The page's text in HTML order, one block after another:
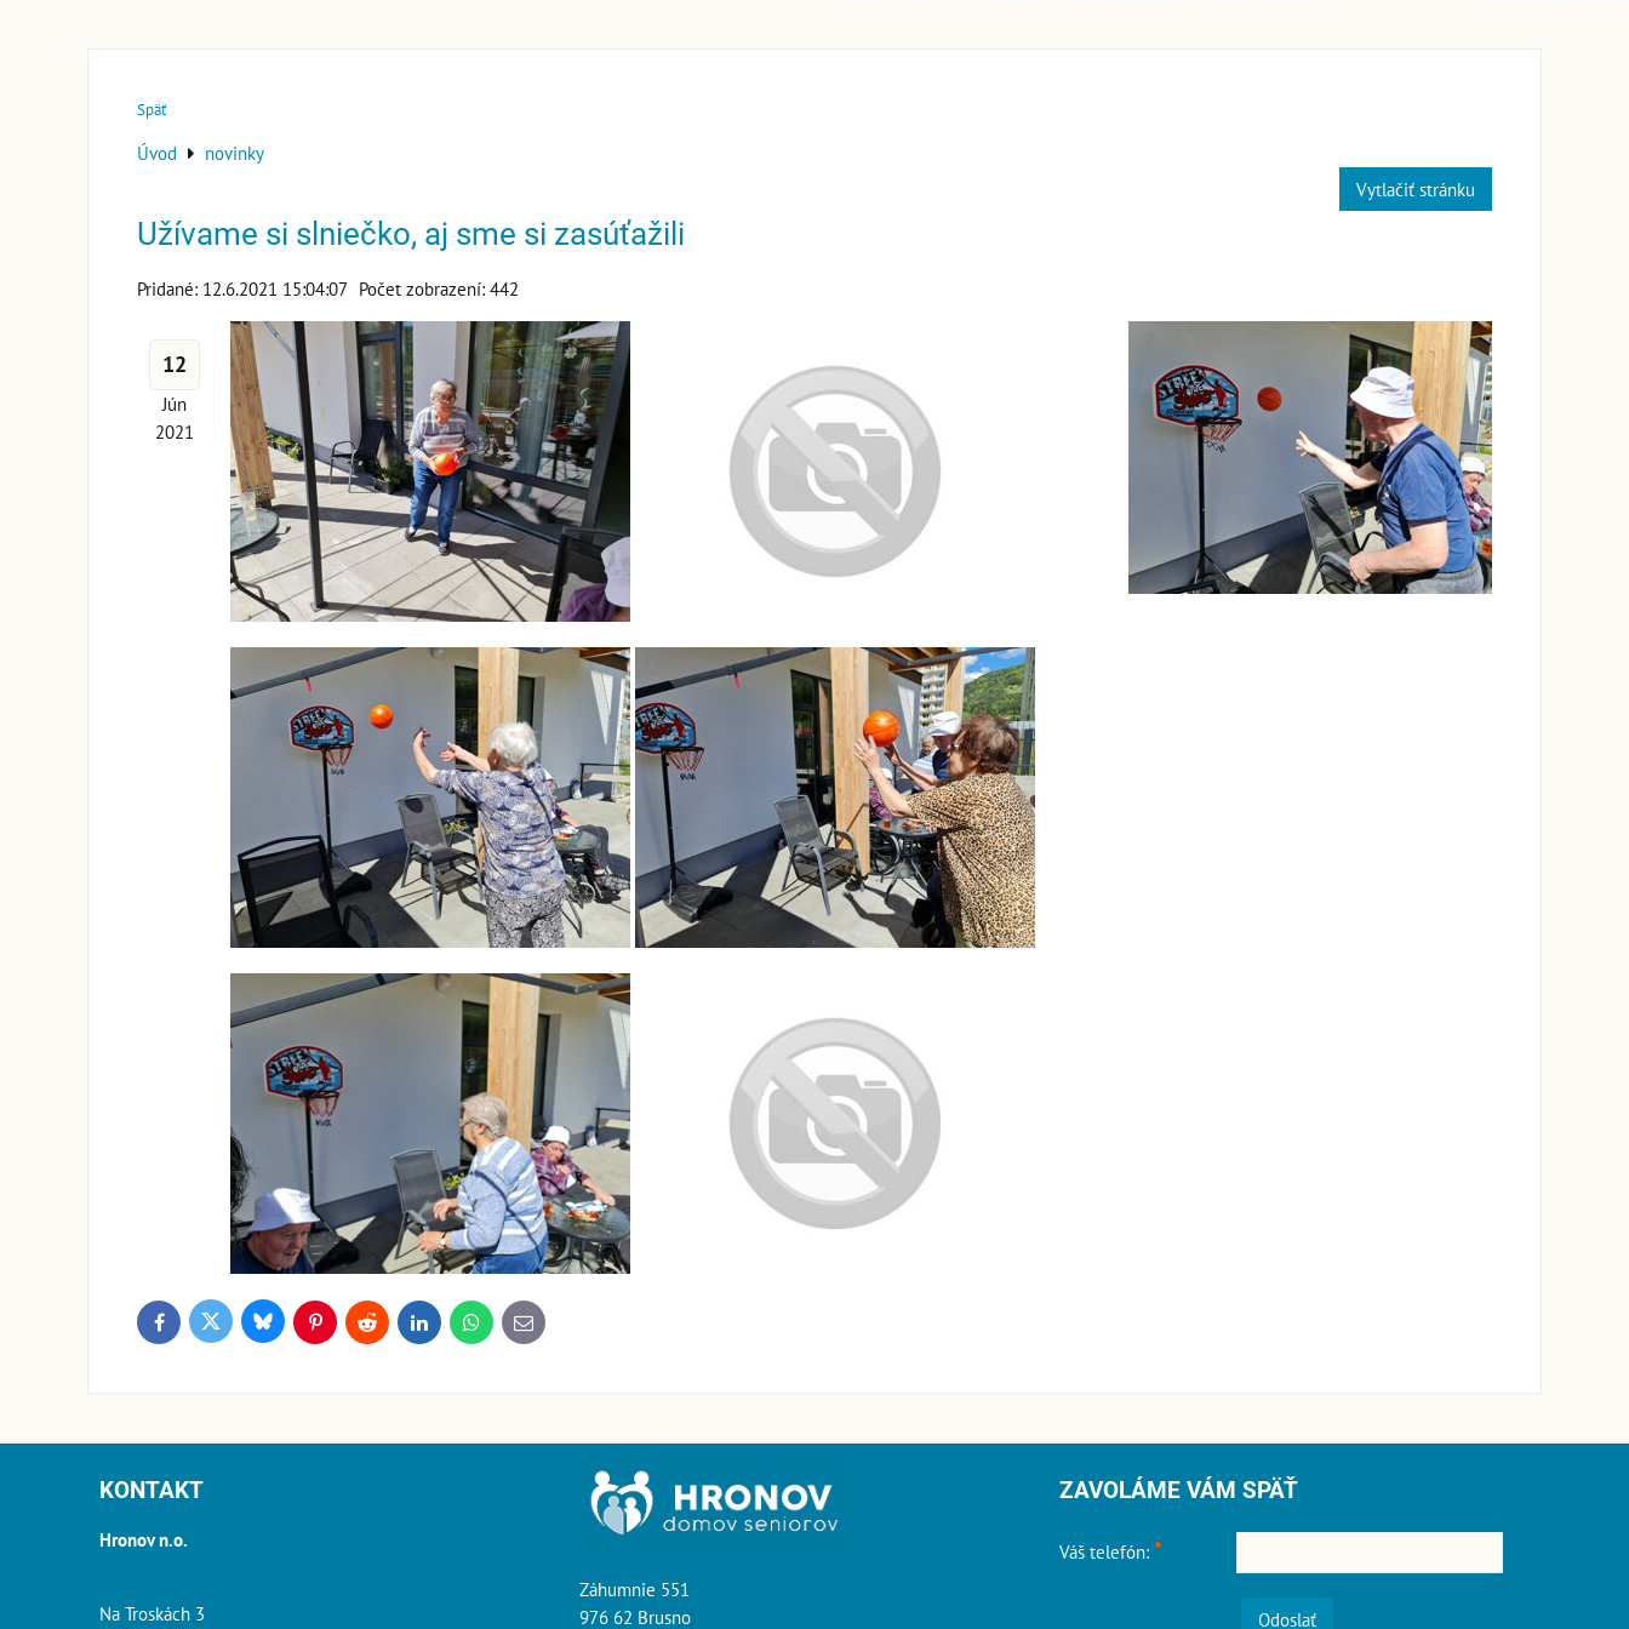
Späť
Úvod
novinky
Vytlačiť stránku
Užívame si slniečko, aj sme si zasúťažili
Pridané: 12.6.2021 15:04:07 Počet zobrazení: 442
12
Jún
2021
FacebookTwitter BlueskyPinterestReddit LinkedInWhatsApp
E-
mail
KONTAKT
Hronov n.o.
Na Troskách 3
Záhumnie 551
976 62 Brusno
ZAVOLÁME VÁM SPÄŤ
Váš telefón: *
Odoslať